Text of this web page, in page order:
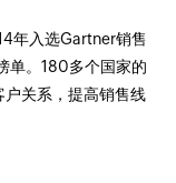
年入选Gartner销售
单。180多个国家的
关系，提高销售线